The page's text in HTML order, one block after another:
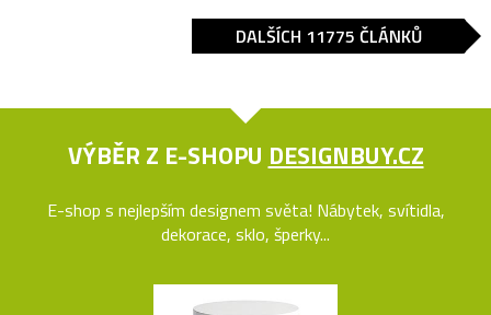
DALŠÍCH 11775 ČLÁNKŮ
VÝBĚR Z E-SHOPU DESIGNBUY.CZ
E-shop s nejlepším designem světa! Nábytek, svítidla,
dekorace, sklo, šperky...